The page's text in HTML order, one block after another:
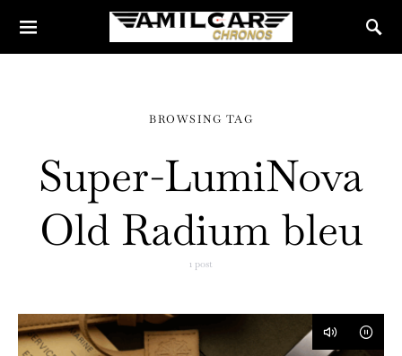
BROWSING TAG
Super-LumiNova
Old Radium bleu
1 post